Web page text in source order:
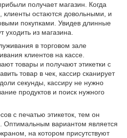
получает магазин. Когда
клиенты остаются довольными, и
покупками. Увидев длинные
уходить из магазина.
в торговом зале
клиентов на кассе.
товары и получают этикетки с
товар в чек, кассир сканирует
секунды, кассиру не нужно
продуктов и поиск нужного
с печатью этикеток, тем он
Оптимальным вариантом является
на котором присутствуют